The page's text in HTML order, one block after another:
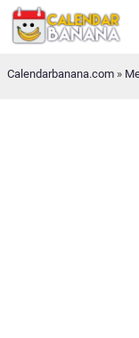
Skip
Calendarbanana.com »